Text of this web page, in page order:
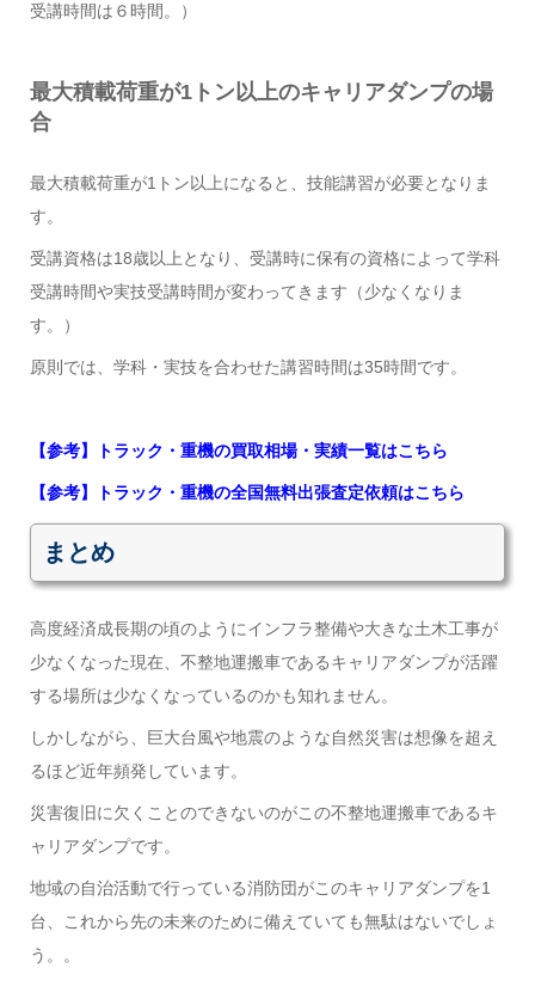
受講時間は６時間。）
最大積載荷重が1トン以上のキャリアダンプの場
合
最大積載荷重が1トン以上になると、技能講習が必要となりま
す。
受講資格は18歳以上となり、受講時に保有の資格によって学科
受講時間や実技受講時間が変わってきます（少なくなりま
す。）
原則では、学科・実技を合わせた講習時間は35時間です。
【参考】トラック・重機の買取相場・実績一覧はこちら
【参考】トラック・重機の全国無料出張査定依頼はこちら
まとめ
高度経済成長期の頃のようにインフラ整備や大きな土木工事が
少なくなった現在、不整地運搬車であるキャリアダンプが活躍
する場所は少なくなっているのかも知れません。
しかしながら、巨大台風や地震のような自然災害は想像を超え
るほど近年頻発しています。
災害復旧に欠くことのできないのがこの不整地運搬車であるキ
ャリアダンプです。
地域の自治活動で行っている消防団がこのキャリアダンプを1
台、これから先の未来のために備えていても無駄はないでしょ
う。。